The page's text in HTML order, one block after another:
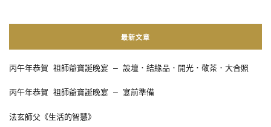
最新文章
丙午年恭賀 祖師爺寶誕晚宴 – 設壇．結緣品．開光．敬茶．大合照
丙午年恭賀 祖師爺寶誕晚宴 – 宴前準備
法玄師父《生活的智慧》